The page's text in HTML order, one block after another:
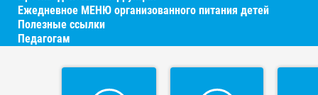
Ежедневное МЕНЮ организованного питания детей
Полезные ссылки
Педагогам